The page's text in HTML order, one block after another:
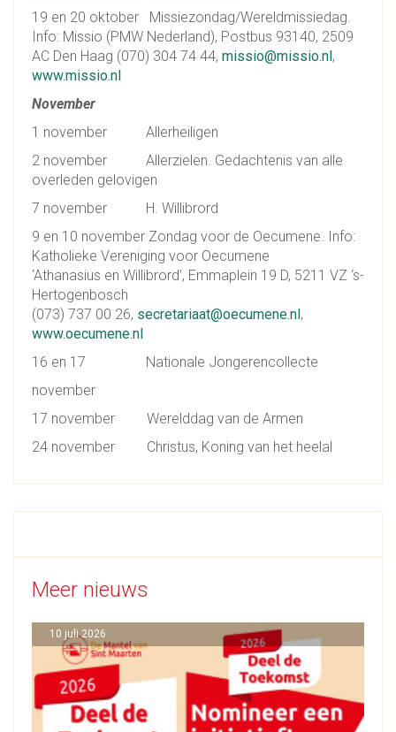
19 en 20 oktober Missiezondag/Wereldmissiedag.
Info: Missio (PMW Nederland), Postbus 93140, 2509
AC Den Haag (070) 304 74 44, missio@missio.nl,
www.missio.nl
November
1 november Allerheiligen
2 november Allerzielen. Gedachtenis van alle
overleden gelovigen
7 november H. Willibrord
9 en 10 november Zondag voor de Oecumene. Info:
Katholieke Vereniging voor Oecumene
‘Athanasius en Willibrord’, Emmaplein 19 D, 5211 VZ ‘s-
Hertogenbosch
(073) 737 00 26, secretariaat@oecumene.nl,
www.oecumene.nl
16 en 17 Nationale Jongerencollecte
november
17 november Werelddag van de Armen
24 november Christus, Koning van het heelal
Meer nieuws
10 juli 2026